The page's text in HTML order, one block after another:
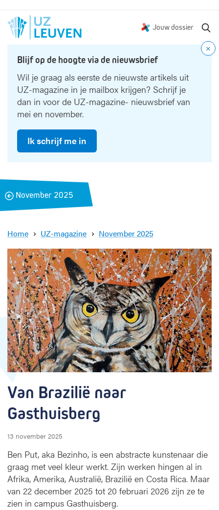
Jouw dossier
e
Blijf op de hoogte via de nieuwsbrief
Wil je graag als eerste de nieuwste artikels uit
UZ-magazine in je mailbox krijgen? Schrijf je
dan in voor de UZ-magazine- nieuwsbrief van
mei en november.
Ik schrijf me in
B
k
November 2025
Home UZ-magazine November 2025
a
n
B
r
a
z
i
l
i
ë
n
a
u
s
b
Van Brazilië naar
Gasthuisberg
13 november 2025
Ben Put, aka Bezinho, is een abstracte kunstenaar die
graag met veel kleur werkt. Zijn werken hingen al in
Afrika, Amerika, Australië, Brazilië en Costa Rica. Maar
van 22 december 2025 tot 20 februari 2026 zijn ze te
zien in campus Gasthuisberg.